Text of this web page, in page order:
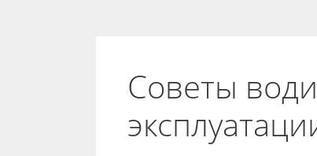
Советы